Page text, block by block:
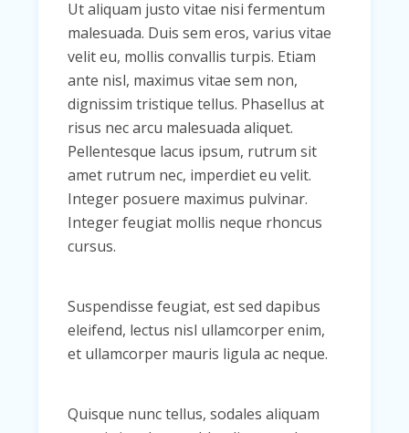
Ut aliquam justo vitae nisi fermentum
malesuada. Duis sem eros, varius vitae
velit eu, mollis convallis turpis. Etiam
ante nisl, maximus vitae sem non,
dignissim tristique tellus. Phasellus at
risus nec arcu malesuada aliquet.
Pellentesque lacus ipsum, rutrum sit
amet rutrum nec, imperdiet eu velit.
Integer posuere maximus pulvinar.
Integer feugiat mollis neque rhoncus
cursus.
Suspendisse feugiat, est sed dapibus
eleifend, lectus nisl ullamcorper enim,
et ullamcorper mauris ligula ac neque.
Quisque nunc tellus, sodales aliquam